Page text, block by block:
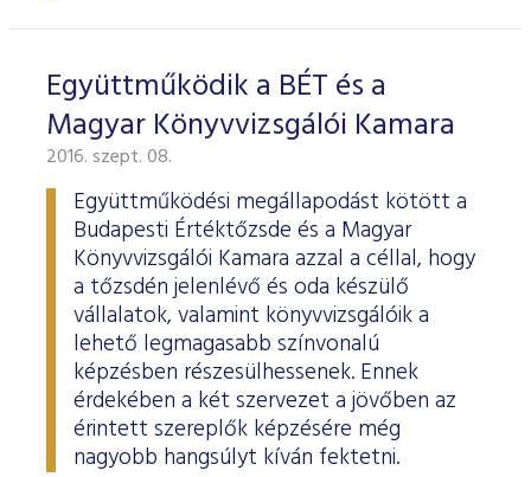
Együttműködik a BÉT és a
Magyar Könyvvizsgálói Kamara
2016. szept. 08.
Együttműködési megállapodást kötött a
Budapesti Értéktőzsde és a Magyar
Könyvvizsgálói Kamara azzal a céllal, hogy
a tőzsdén jelenlévő és oda készülő
vállalatok, valamint könyvvizsgálóik a
lehető legmagasabb színvonalú
képzésben részesülhessenek. Ennek
érdekében a két szervezet a jövőben az
érintett szereplők képzésére még
nagyobb hangsúlyt kíván fektetni.